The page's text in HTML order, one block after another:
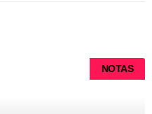
NOTAS